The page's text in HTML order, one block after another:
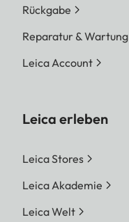
Rückgabe
Reparatur & Wartung
Leica Account
Leica erleben
Leica Stores
Leica Akademie
Leica Welt